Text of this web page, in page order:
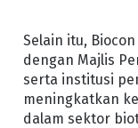
Selain itu,
dengan Majlis
serta institusi
meningkatkan
dalam sektor